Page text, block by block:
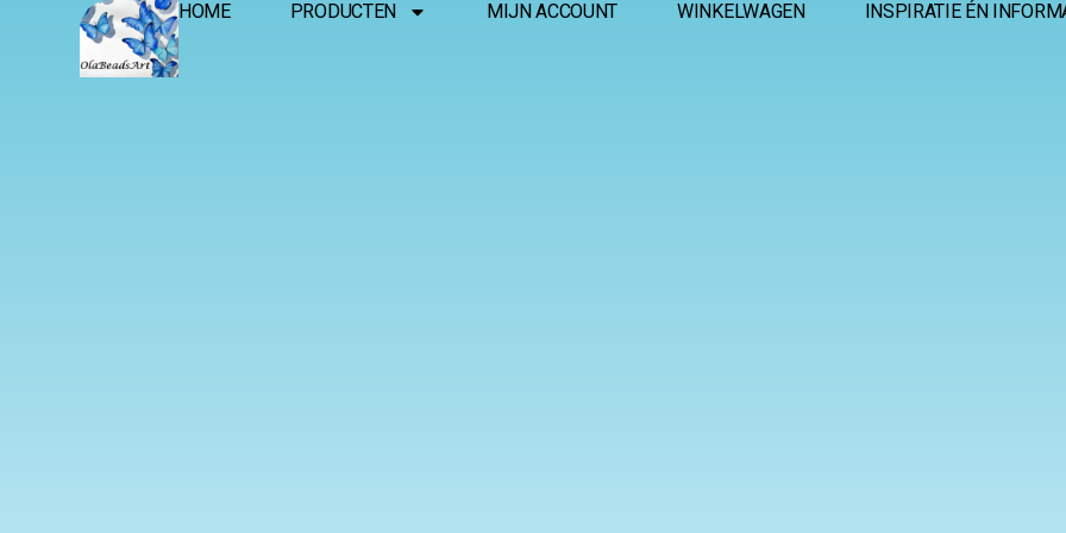
HOME PRODUCTEN MIJN ACCOUNT WINKELWAGEN INSPIRATIE ÉN